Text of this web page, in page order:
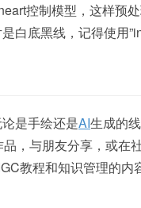
控制模型，这样预
白底黑线，记得使用
是手绘还是AI生成的
，与朋友分享，或在
教程和知识管理的内